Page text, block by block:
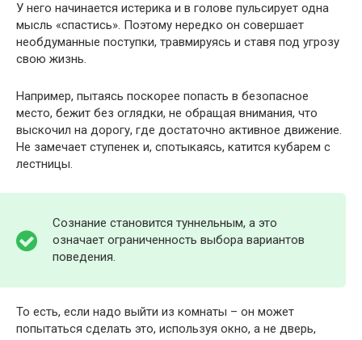
У него начинается истерика и в голове пульсирует одна
мысль «спастись». Поэтому нередко он совершает
необдуманные поступки, травмируясь и ставя под угрозу
свою жизнь.
Например, пытаясь поскорее попасть в безопасное
место, бежит без оглядки, не обращая внимания, что
выскочил на дорогу, где достаточно активное движение.
Не замечает ступенек и, спотыкаясь, катится кубарем с
лестницы.
Сознание становится туннельным, а это
означает ограниченность выбора вариантов
поведения.
То есть, если надо выйти из комнаты – он может
попытаться сделать это, используя окно, а не дверь,